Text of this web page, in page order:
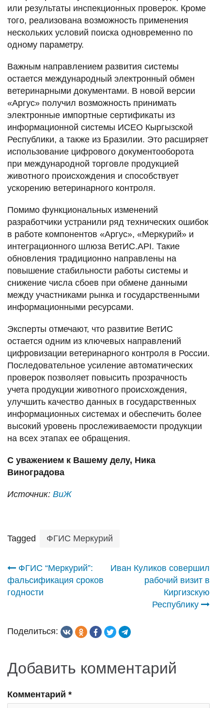
или результаты инспекционных проверок. Кроме
того, реализована возможность применения
нескольких условий поиска одновременно по
одному параметру.
Важным направлением развития системы
остается международный электронный обмен
ветеринарными документами. В новой версии
«Аргус» получил возможность принимать
электронные импортные сертификаты из
информационной системы ИСЕО Кыргызской
Республики, а также из Бразилии. Это расширяет
использование цифрового документооборота
при международной торговле продукцией
животного происхождения и способствует
ускорению ветеринарного контроля.
Помимо функциональных изменений
разработчики устранили ряд технических ошибок
в работе компонентов «Аргус», «Меркурий» и
интеграционного шлюза ВетИС.API. Такие
обновления традиционно направлены на
повышение стабильности работы системы и
снижение числа сбоев при обмене данными
между участниками рынка и государственными
информационными ресурсами.
Эксперты отмечают, что развитие ВетИС
остается одним из ключевых направлений
цифровизации ветеринарного контроля в России.
Последовательное усиление автоматических
проверок позволяет повысить прозрачность
учета продукции животного происхождения,
улучшить качество данных в государственных
информационных системах и обеспечить более
высокий уровень прослеживаемости продукции
на всех этапах ее обращения.
С уважением к Вашему делу, Ника
Виноградова
Источник: ВиЖ
Tagged ФГИС Меркурий
Навигация
по
ФГИС “Меркурий”:
фальсификация сроков
годности
Иван Куликов совершил
рабочий визит в
Киргизскую
Республику
Поделиться:
Добавить комментарий
Комментарий *